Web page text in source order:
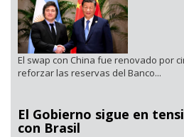
El swap con China fue renovado por
reforzar las reservas del Banco...
El Gobierno sigue en
con Brasil